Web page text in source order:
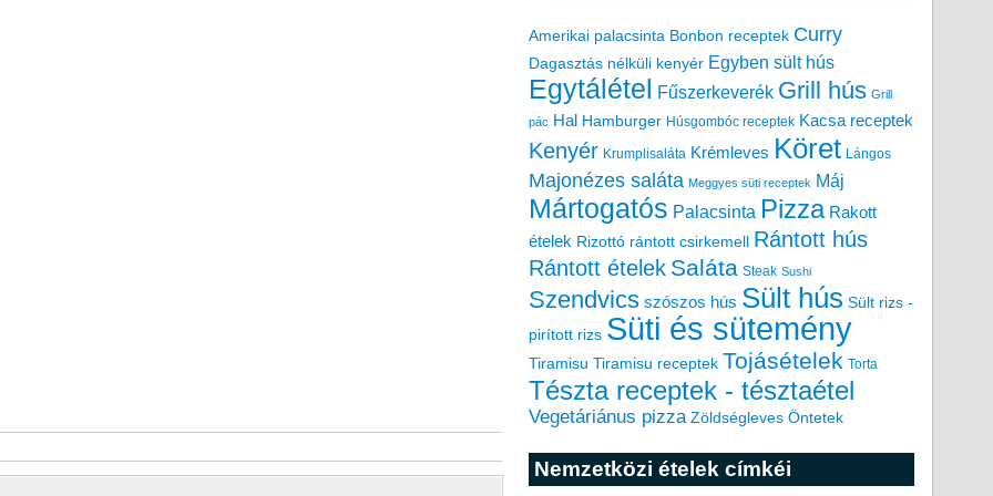
Amerikai palacsinta Bonbon receptek Curry
Dagasztás nélküli kenyér Egyben sült hús
Egytálétel Fűszerkeverék Grill hús Grill
pác Hal Hamburger Húsgombóc receptek Kacsa receptek
Kenyér Krumplisaláta Krémleves Köret Lángos
Majonézes saláta Meggyes süti receptek Máj
Mártogatós Palacsinta Pizza Rakott
ételek Rizottó rántott csirkemell Rántott hús
Rántott ételek Saláta Steak Sushi
Szendvics szószos hús Sült hús Sült rizs -
pirított rizs Süti és sütemény
Tiramisu Tiramisu receptek Tojásételek Torta
Tészta receptek - tésztaétel
Vegetáriánus pizza Zöldségleves Öntetek
Nemzetközi ételek címkéi